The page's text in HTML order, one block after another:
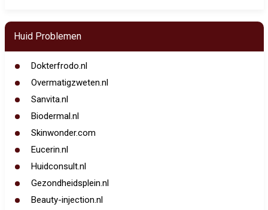
Huid Problemen
Dokterfrodo.nl
Overmatigzweten.nl
Sanvita.nl
Biodermal.nl
Skinwonder.com
Eucerin.nl
Huidconsult.nl
Gezondheidsplein.nl
Beauty-injection.nl